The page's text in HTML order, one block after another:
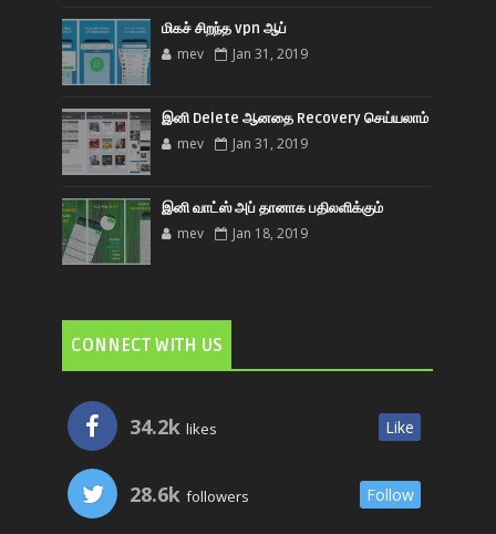
மிகச் சிறந்த vpn ஆப்
mev Jan 31, 2019
இனி Delete ஆனதை Recovery செய்யலாம்
mev Jan 31, 2019
இனி வாட்ஸ் அப் தானாக பதிலளிக்கும்
mev Jan 18, 2019
CONNECT WITH US
34.2k likes Like
28.6k followers Follow